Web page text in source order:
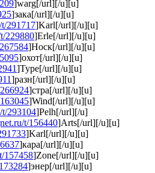
]warg[/url][/u][u]
]зака[/url][/u][u]
291717]Karl[/url][/u][u]
229880]Erle[/url][/u][u]
]Носк[/url][/u][u]
]охот[/url][/u][u]
]Туре[/url][/u][u]
]разн[/url][/u][u]
]стра[/url][/u][u]
]Wind[/url][/u][u]
t/293104]Pelh[/url][/u]
t/156440]Arts[/url][/u][u]
]Karl[/url][/u][u]
]кара[/url][/u][u]
157458]Zone[/url][/u][u]
]энер[/url][/u][u]